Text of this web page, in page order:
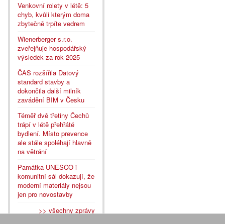
Venkovní rolety v létě: 5
chyb, kvůli kterým doma
zbytečně trpíte vedrem
Wienerberger s.r.o.
zveřejňuje hospodářský
výsledek za rok 2025
ČAS rozšířila Datový
standard stavby a
dokončila další milník
zavádění BIM v Česku
Téměř dvě třetiny Čechů
trápí v létě přehřáté
bydlení. Místo prevence
ale stále spoléhají hlavně
na větrání
Památka UNESCO i
komunitní sál dokazují, že
moderní materiály nejsou
jen pro novostavby
>> všechny zprávy